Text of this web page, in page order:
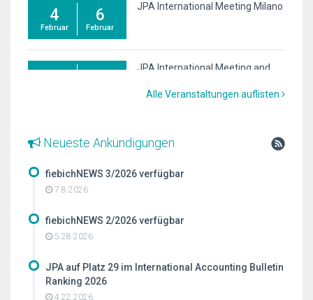
4
Februar
6
Februar
JPA International Meeting Milano
JPA International Meeting and
Alle Veranstaltungen auflisten
Neueste Ankündigungen
fiebichNEWS 3/2026 verfügbar
7.8.2026
fiebichNEWS 2/2026 verfügbar
5.28.2026
JPA auf Platz 29 im International Accounting Bulletin
Ranking 2026
4.22.2026